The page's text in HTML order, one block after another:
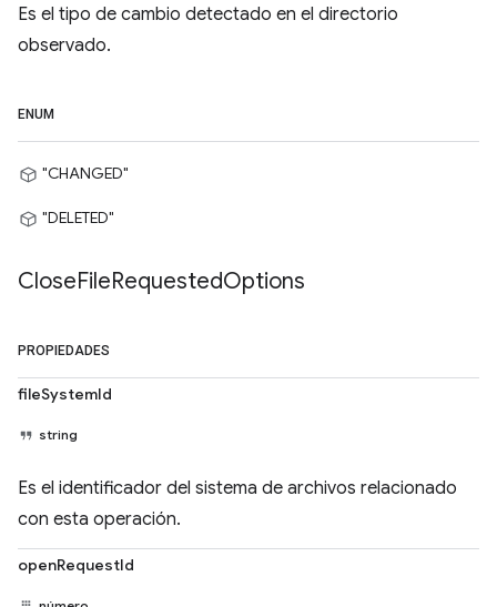
Es el tipo de cambio detectado en el directorio
observado.
ENUM
"CHANGED"
"DELETED"
CloseFileRequestedOptions
PROPIEDADES
fileSystemId
string
Es el identificador del sistema de archivos relacionado
con esta operación.
openRequestId